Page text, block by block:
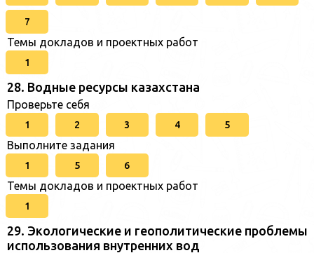
7
Темы докладов и проектных работ
1
28. Водные ресурсы казахстана
Проверьте себя
1 2 3 4 5
Выполните задания
1 5 6
Темы докладов и проектных работ
1
29. Экологические и геополитические проблемы
использования внутренних вод